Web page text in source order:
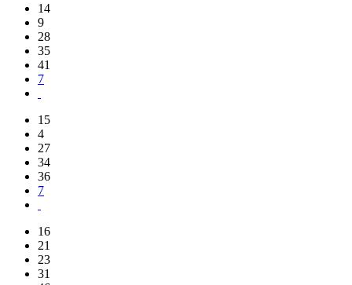
14
9
28
35
41
7
15
4
27
34
36
7
16
21
23
31